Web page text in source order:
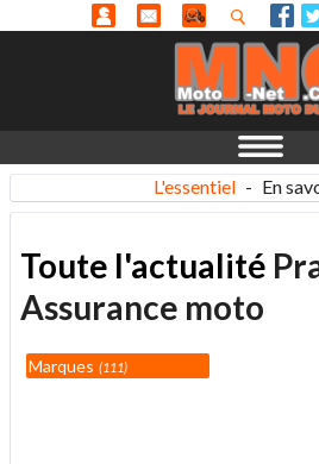
L'essentiel - En
Toute l'actualité
Assurance moto
Marques 111